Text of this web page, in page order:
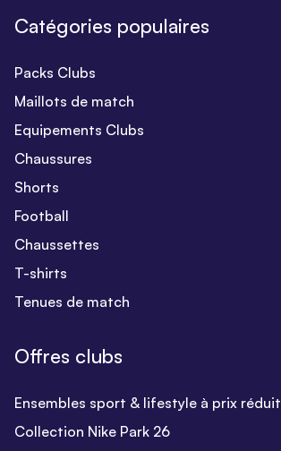
Catégories populaires
Packs Clubs
Maillots de match
Equipements Clubs
Chaussures
Shorts
Football
Chaussettes
T-shirts
Tenues de match
Offres clubs
Ensembles sport & lifestyle à prix réduit
Collection Nike Park 26